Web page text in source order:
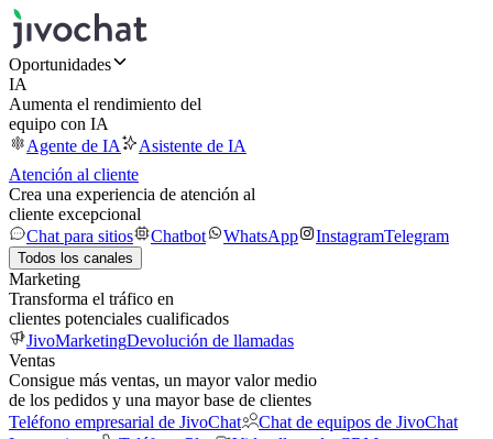
Oportunidades
IA
Aumenta el rendimiento del
equipo con IA
Agente de IA
Asistente de IA
Atención al cliente
Crea una experiencia de atención al
cliente excepcional
Chat para sitios
Chatbot WhatsApp InstagramTelegram
Todos los canales
Marketing
Transforma el tráfico en
clientes potenciales cualificados
JivoMarketingDevolución de llamadas
Ventas
Consigue más ventas, un mayor valor medio
de los pedidos y una mayor base de clientes
Teléfono empresarial de JivoChat
Chat de equipos de JivoChat